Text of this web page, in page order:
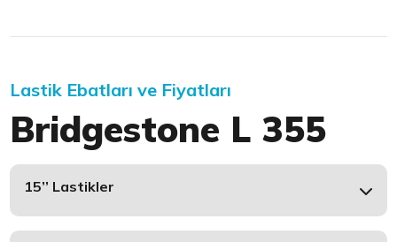
Lastik Ebatları ve Fiyatları
Bridgestone L 355
15’’ Lastikler